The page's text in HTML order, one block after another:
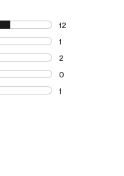
12
12 reviews with
1
1 review with 4
2
2 reviews with 3
0
0 reviews with 2
1